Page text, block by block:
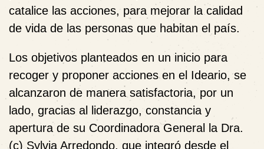
catalice las acciones, para mejorar la calidad
de vida de las personas que habitan el país.
Los objetivos planteados en un inicio para
recoger y proponer acciones en el Ideario, se
alcanzaron de manera satisfactoria, por un
lado, gracias al liderazgo, constancia y
apertura de su Coordinadora General la Dra.
(c) Sylvia Arredondo, que integró desde el